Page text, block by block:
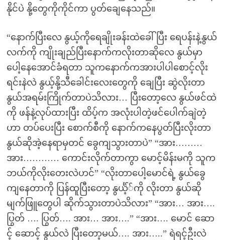
နိုင်ပဲ နို့တွေကိုကိုင်ကာ ပွတ်ချေနေသည်။
“နောက်ပြီးလေ နွယ့်ကိုရေချိုးခန်းထဲခေါ်ပြီး ရေပန်းနဲ့နွယ်
လက်ကို ကျိုးချည်ပြီးနောက်ကလိုးတာဆိုလေ နွယ်မှာ
ပေါ့နေအောင်ခံရတာ သူကနောက်ကအားပါပါစောင့်လိုး
ရင်းနဲလဲ နွယ့်နို့သီခေါင်းလေးတွေကို ချေပြီး ဆွဲလိုးတာ
နွယ်အရမ်းကြိုက်တာပဲသိလား… ပြီးတော့လေ နွယ်ဖင်ထဲ
ကို ဖန်နဲ့လုပ်ထားပြီး ထိပ့်က အလုံးပါတဲ့ဖင်ပေါက်ချဲတဲ့
ဟာ တပ်ပေးပြီး စောက်စီကို နောက်ကနေပွတ်ပြီးလိုးတာ
နွယ်ဆိုအဲ့နေရာမှတင် ခွေကျသွားတာပဲ” “အား………
အား………… ကောင်းလိုက်တာကွာ မောင့်မိန်းမကို သူက
ဘယ်ကိုလိုးတေးလဲဟင်” “လိုးတာပေါ့မောင်ရဲ့ နွယ်ခွေ
ကျနေတာကို ပြန်ထူပြီးတော့ နွင်္ယ့််ကို လိုးတာ နွယ်ဆို
မျက်ဖြူတွေပါ ဆိုက်သွားတာပဲသိလား” “အား… အား….
ပြွတ် …. ပြွတ်…. အား… အား….” “အား…. မောင် ဆော
င့် ဆောင့် နွယ်လဲ ပြီးတော့မယ်…. အား…..” ရဲရင့်ဦးလဲ